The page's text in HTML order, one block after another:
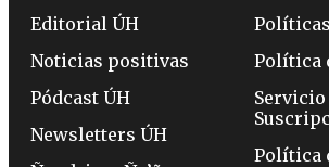
Editorial ÚH
Noticias positivas
Pódcast ÚH
Newsletters ÚH
Política
Servicio
Política